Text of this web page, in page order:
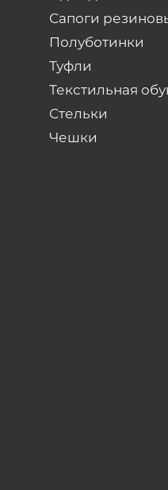
Сапоги
Полуботинки
Туфли
Текстильная
Стельки
Чешки